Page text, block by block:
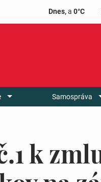
Dnes, a 0°C
Samospráva
k